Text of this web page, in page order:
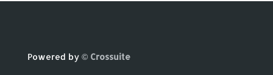
Powered by © Crossuite